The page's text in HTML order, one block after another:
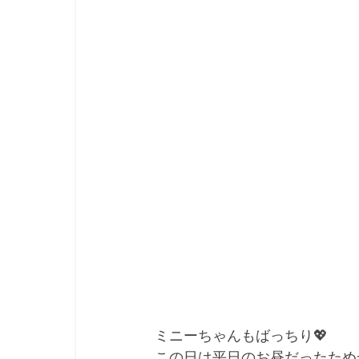
ミニーちゃんもばっちり💖